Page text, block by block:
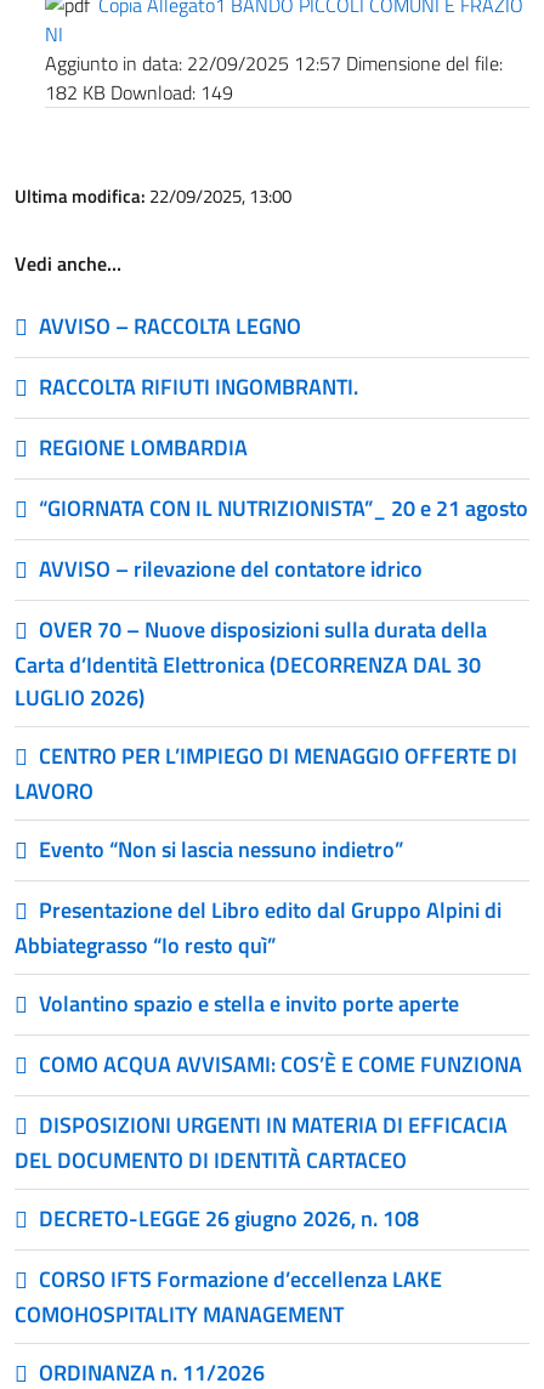
NI
Aggiunto in data: 22/09/2025 12:57 Dimensione del file:
182 KB Download: 149
Ultima modifica: 22/09/2025, 13:00
Vedi anche…
AVVISO – RACCOLTA LEGNO
RACCOLTA RIFIUTI INGOMBRANTI.
REGIONE LOMBARDIA
“GIORNATA CON IL NUTRIZIONISTA”_ 20 e 21 agosto
AVVISO – rilevazione del contatore idrico
OVER 70 – Nuove disposizioni sulla durata della
Carta d’Identità Elettronica (DECORRENZA DAL 30
LUGLIO 2026)
CENTRO PER L’IMPIEGO DI MENAGGIO OFFERTE DI
LAVORO
Evento “Non si lascia nessuno indietro”
Presentazione del Libro edito dal Gruppo Alpini di
Abbiategrasso “Io resto quì”
Volantino spazio e stella e invito porte aperte
COMO ACQUA AVVISAMI: COS’È E COME FUNZIONA
DISPOSIZIONI URGENTI IN MATERIA DI EFFICACIA
DEL DOCUMENTO DI IDENTITÀ CARTACEO
DECRETO-LEGGE 26 giugno 2026, n. 108
CORSO IFTS Formazione d’eccellenza LAKE
COMOHOSPITALITY MANAGEMENT
ORDINANZA n. 11/2026